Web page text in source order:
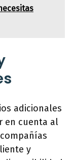
adicionales
en cuenta al
y